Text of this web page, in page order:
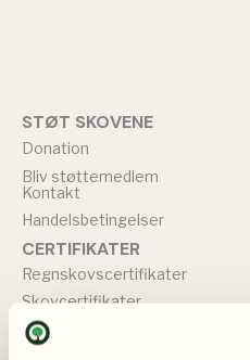
STØT SKOVENE
Donation
Bliv støttemedlem
Kontakt
Handelsbetingelser
CERTIFIKATER
Regnskovscertifikater
Skovcertifikater
BØGER
Bøger om miljøet